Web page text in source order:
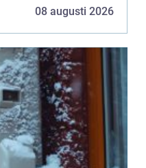
08 augusti 2026